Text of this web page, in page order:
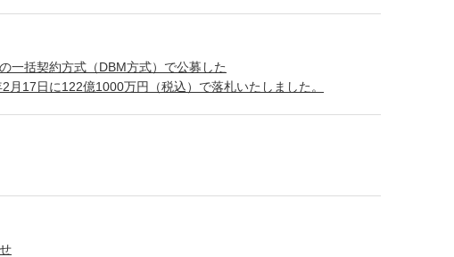
一括契約方式（DBM方式）で公募した
月17日に122億1000万円（税込）で落札いたしました。